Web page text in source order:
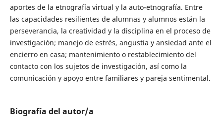
aportes de la etnografía virtual y la auto-etnografía. Entre
las capacidades resilientes de alumnas y alumnos están la
perseverancia, la creatividad y la disciplina en el proceso de
investigación; manejo de estrés, angustia y ansiedad ante el
encierro en casa; mantenimiento o restablecimiento del
contacto con los sujetos de investigación, así como la
comunicación y apoyo entre familiares y pareja sentimental.
Biografía del autor/a